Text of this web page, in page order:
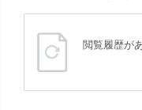
閲覧履歴が